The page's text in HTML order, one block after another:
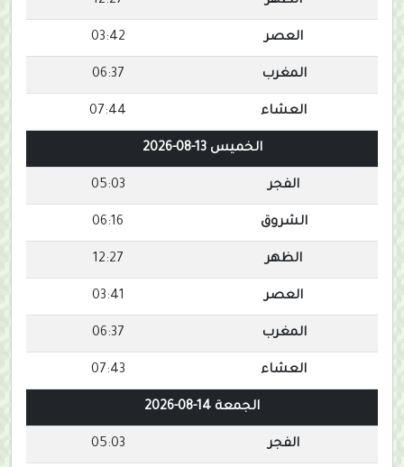
العصر 03:42
المغرب 06:37
العشاء 07:44
الخميس 13-08-2026
الفجر 05:03
الشروق 06:16
الظهر 12:27
العصر 03:41
المغرب 06:37
العشاء 07:43
الجمعة 14-08-2026
الفجر 05:03